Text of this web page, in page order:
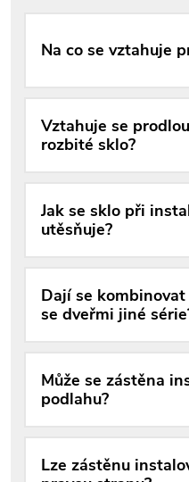
Na co se vztahuje
Vztahuje se
rozbité sklo?
Jak se sklo při
utěsňuje?
Dají se
se dveřmi jiné
Může se zástěna
podlahu?
Lze zástěnu